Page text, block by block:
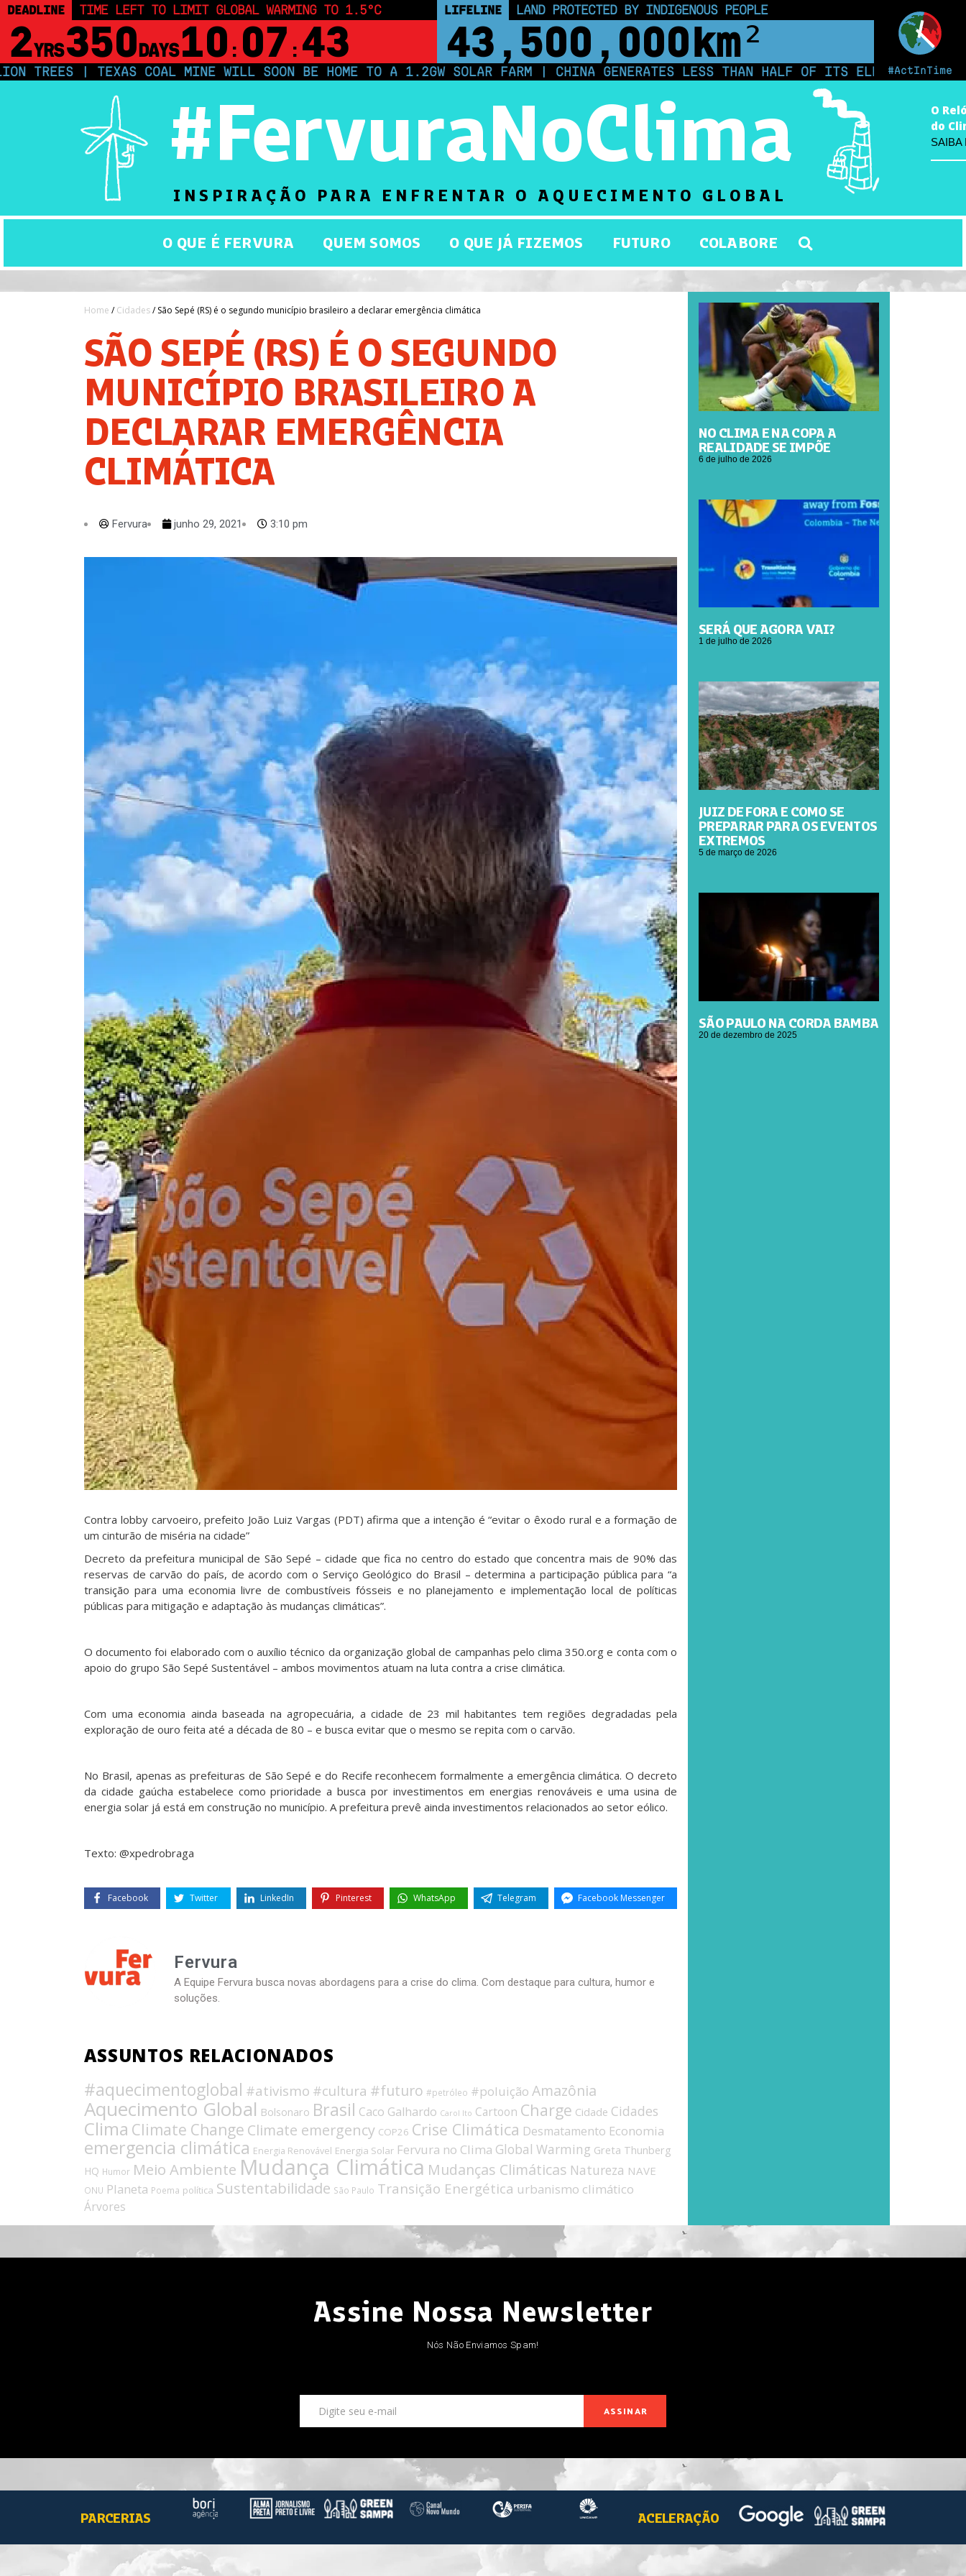
#ActInTime
DEADLINE TIME LEFT TO LIMIT GLOBAL WARMING TO 1.5°C
2YRS350DAYS 10 : 07 : 42
LIFELINE LAND PROTECTED BY INDIGENOUS PEOPLE
43,500,000km²
| TEXAS COAL MINE WILL SOON BE HOME TO A 1.2GW SOLAR FARM | CHINA GENERATES LESS THAN HALF OF ITS ELECTRICITY FROM
#FervuraNoClima
INSPIRAÇÃO PARA ENFRENTAR O AQUECIMENTO GLOBAL
O
do
SAIBA
O QUE É FERVURA QUEM SOMOS O QUE JÁ FIZEMOS FUTURO COLABORE
Home /Cidades/ São Sepé (RS) é o segundo município brasileiro a declarar emergência climática
SÃO SEPÉ (RS) É O SEGUNDO
MUNICÍPIO BRASILEIRO A
DECLARAR EMERGÊNCIA
CLIMÁTICA
Fervura junho 29, 2021 3:10 pm
Contra lobby carvoeiro, prefeito João Luiz Vargas (PDT) afirma que a intenção é “evitar o êxodo rural e a formação de
um cinturão de miséria na cidade”
Decreto da prefeitura municipal de São Sepé – cidade que fica no centro do estado que concentra mais de 90% das
reservas de carvão do país, de acordo com o Serviço Geológico do Brasil – determina a participação pública para “a
transição para uma economia livre de combustíveis fósseis e no planejamento e implementação local de políticas
públicas para mitigação e adaptação às mudanças climáticas”.
O documento foi elaborado com o auxílio técnico da organização global de campanhas pelo clima 350.org e conta com o
apoio do grupo São Sepé Sustentável – ambos movimentos atuam na luta contra a crise climática.
Com uma economia ainda baseada na agropecuária, a cidade de 23 mil habitantes tem regiões degradadas pela
exploração de ouro feita até a década de 80 – e busca evitar que o mesmo se repita com o carvão.
No Brasil, apenas as prefeituras de São Sepé e do Recife reconhecem formalmente a emergência climática. O decreto
da cidade gaúcha estabelece como prioridade a busca por investimentos em energias renováveis e uma usina de
energia solar já está em construção no município. A prefeitura prevê ainda investimentos relacionados ao setor eólico.
Texto: @xpedrobraga
Facebook Twitter LinkedIn Pinterest WhatsApp Telegram Facebook Messenger
Fervura
A Equipe Fervura busca novas abordagens para a crise do clima. Com destaque para cultura, humor e
soluções.
ASSUNTOS RELACIONADOS
#aquecimentoglobal #ativismo #cultura #futuro #petróleo #poluição Amazônia
Aquecimento Global Bolsonaro Brasil Caco Galhardo Carol Ito Cartoon Charge Cidade Cidades
Clima Climate Change Climate emergency COP26 Crise Climática Desmatamento Economia
emergencia climática Energia Renovável Energia Solar Fervura no Clima Global Warming Greta Thunberg
HQ Humor Meio Ambiente Mudança Climática Mudanças Climáticas Natureza NAVE
ONU Planeta Poema política Sustentabilidade São Paulo Transição Energética urbanismo climático
Árvores
NO CLIMA E NA COPA A
REALIDADE SE IMPÕE
6 de julho de 2026
SERÁ QUE AGORA VAI?
1 de julho de 2026
JUIZ DE FORA E COMO SE
PREPARAR PARA OS EVENTOS
EXTREMOS
5 de março de 2026
SÃO PAULO NA CORDA BAMBA
20 de dezembro de 2025
Assine Nossa Newsletter
Nós Não Enviamos Spam!
ASSINAR
PARCERIAS ACELERAÇÃO